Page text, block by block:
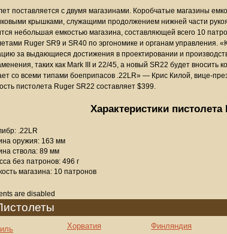
поставляется с двумя магазинами. Коробчатые магазины
крышками, служащими продолжением нижней части
небольшая емкостью магазина, составляющей всего 10
Ruger SR9 и SR40 по эргономике и органам управления.
за выдающиеся достижения в проектировании и
таких как Mark III и 22/45, а новый SR22 будет вносить
со всеми типами боеприпасов .22LR» — Крис Килой, вице-
пистолета Ruger SR22 составляет $399.
Характеристики пистолета
.22LR
оружия: 163 мм
ствола: 89 мм
без патронов: 496 г
магазина: 10 патронов
are disabled
Хорватия
Финляндия